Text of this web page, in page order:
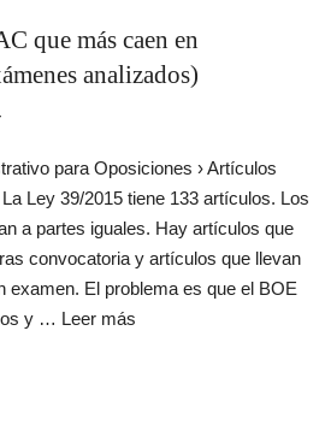
que más caen en
analizados)
para Oposiciones › Artículos
Ley 39/2015 tiene 133 artículos. Los
a partes iguales. Hay artículos que
convocatoria y artículos que llevan
examen. El problema es que el BOE
y … Leer más